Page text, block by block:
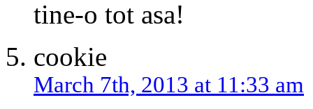
tine-o tot asa!
cookie
March 7th, 2013 at 11:33 am